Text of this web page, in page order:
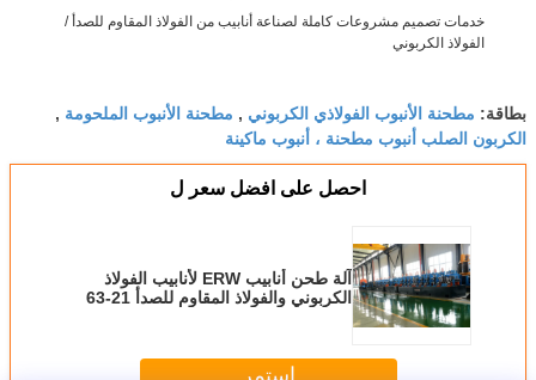
خدمات تصميم مشروعات كاملة لصناعة أنابيب من الفولاذ المقاوم للصدأ /
الفولاذ الكربوني
بطاقة: مطحنة الأنبوب الفولاذي الكربوني , مطحنة الأنبوب الملحومة ,
الكربون الصلب أنبوب مطحنة ، أنبوب ماكينة
احصل على افضل سعر ل
آلة طحن أنابيب ERW لأنابيب الفولاذ
الكربوني والفولاذ المقاوم للصدأ 21-63